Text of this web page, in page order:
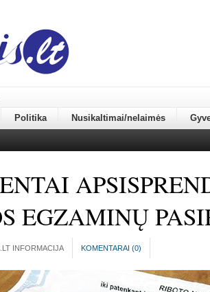
Politika Nusikaltimai/nelaimės
EGZAMINŲ
INFORMACIJA KOMENTARAI (0)